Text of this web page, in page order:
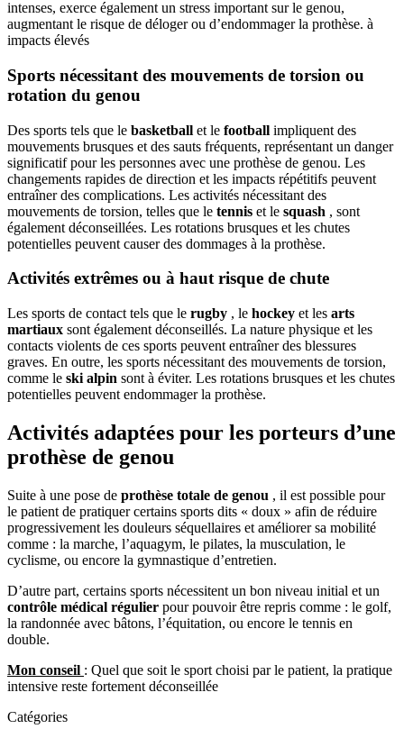
intenses, exerce également un stress important sur le genou,
augmentant le risque de déloger ou d’endommager la prothèse. à
impacts élevés
Sports nécessitant des mouvements de torsion ou
rotation du genou
Des sports tels que le basketball et le football impliquent des
mouvements brusques et des sauts fréquents, représentant un danger
significatif pour les personnes avec une prothèse de genou. Les
changements rapides de direction et les impacts répétitifs peuvent
entraîner des complications. Les activités nécessitant des
mouvements de torsion, telles que le tennis et le squash , sont
également déconseillées. Les rotations brusques et les chutes
potentielles peuvent causer des dommages à la prothèse.
Activités extrêmes ou à haut risque de chute
Les sports de contact tels que le rugby , le hockey et les arts
martiaux sont également déconseillés. La nature physique et les
contacts violents de ces sports peuvent entraîner des blessures
graves. En outre, les sports nécessitant des mouvements de torsion,
comme le ski alpin sont à éviter. Les rotations brusques et les chutes
potentielles peuvent endommager la prothèse.
Activités adaptées pour les porteurs d’une
prothèse de genou
Suite à une pose de prothèse totale de genou , il est possible pour
le patient de pratiquer certains sports dits « doux » afin de réduire
progressivement les douleurs séquellaires et améliorer sa mobilité
comme : la marche, l’aquagym, le pilates, la musculation, le
cyclisme, ou encore la gymnastique d’entretien.
D’autre part, certains sports nécessitent un bon niveau initial et un
contrôle médical régulier pour pouvoir être repris comme : le golf,
la randonnée avec bâtons, l’équitation, ou encore le tennis en
double.
Mon conseil : Quel que soit le sport choisi par le patient, la pratique
intensive reste fortement déconseillée
Catégories